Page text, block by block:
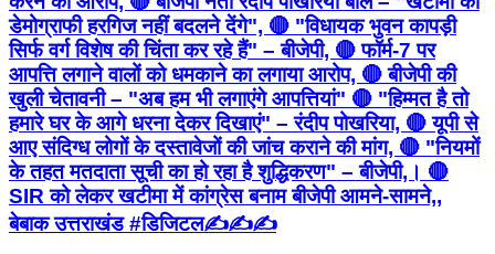
डेमोग्राफी हरगिज नहीं बदलने देंगे", 🔴 "विधायक भुवन कापड़ी
सिर्फ वर्ग विशेष की चिंता कर रहे हैं" – बीजेपी, 🔴 फॉर्म-7 पर
आपत्ति लगाने वालों को धमकाने का लगाया आरोप, 🔴 बीजेपी की
खुली चेतावनी – "अब हम भी लगाएंगे आपत्तियां" 🔴 "हिम्मत है तो
हमारे घर के आगे धरना देकर दिखाएं" – रंदीप पोखरिया, 🔴 यूपी से
आए संदिग्ध लोगों के दस्तावेजों की जांच कराने की मांग, 🔴 "नियमों
के तहत मतदाता सूची का हो रहा है शुद्धिकरण" – बीजेपी,। 🔴
SIR को लेकर खटीमा में कांग्रेस बनाम बीजेपी आमने-सामने,,
बेबाक उत्तराखंड #डिजिटल✍️✍️✍️